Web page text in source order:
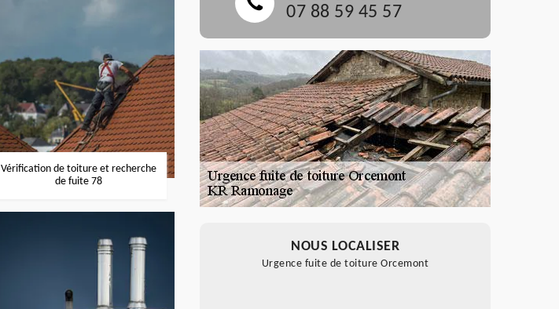
Vérification de toiture et recherche
de fuite 78
07 88 59 45 57
NOUS LOCALISER
Urgence fuite de toiture Orcemont